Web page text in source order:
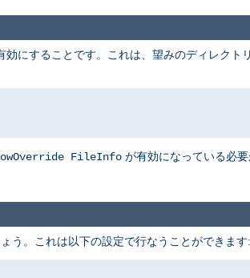
にすることです。これは、望みのディレクト
FileInfo が有効になっている必
う。これは以下の設定で行なうことができます: